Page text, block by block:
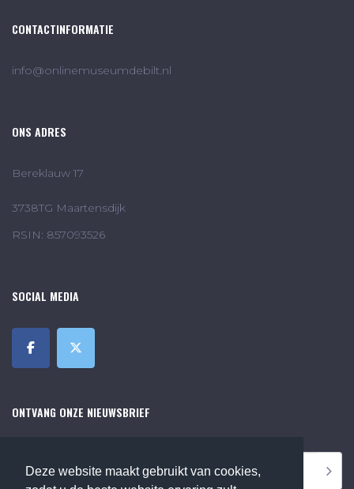
Deze website maakt gebruikt van cookies,
CONTACTINFORMATIE
info@onlinemuseumdebilt.nl
ONS ADRES
Bereklauw 17
3738TG Maartensdijk
RSIN: 857093526
SOCIAL MEDIA
ONTVANG ONZE NIEUWSBRIEF